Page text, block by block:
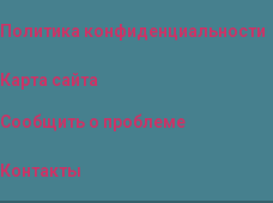
Политика конфиденциальности
Карта сайта
Сообщить о проблеме
Контакты